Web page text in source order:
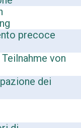
precoce
von
dei